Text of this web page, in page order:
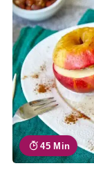
45 Min